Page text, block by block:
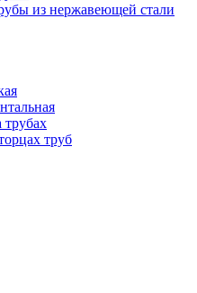
из нержавеющей стали
трубах
труб